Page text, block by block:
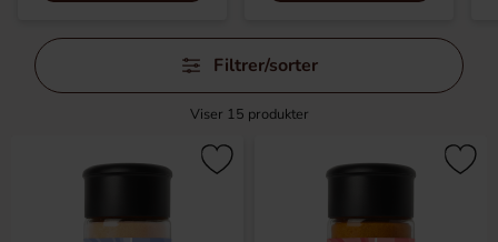
Spring
filtre
Filtrer/sorter
Viser 15 produkter